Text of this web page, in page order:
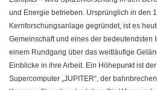
und Energie betrieben. Ursprünglich in den
Kernforschungsanlage gegründet, ist es
Gemeinschaft und eines der bedeutendsten
einem Rundgang über das weitläufige
Einblicke in ihre Arbeit. Ein Höhepunkt ist
Supercomputer „JUPITER“, der